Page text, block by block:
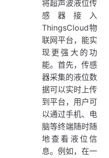
将超声波液位传
感器接入
ThingsCloud物
联网平台，能实
现更强大的功
能。首先，传感
器采集的液位数
据可以实时上传
到平台，用户可
以通过手机、电
脑等终端随时随
地查看液位信
息。例如，在一